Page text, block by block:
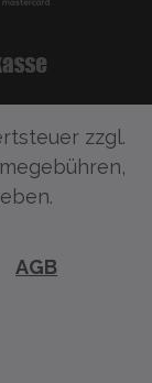
zzgl.
AGB